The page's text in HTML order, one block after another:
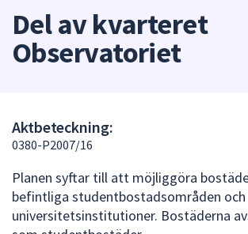
för
Del av kvarteret
Observatoriet
Aktbeteckning:
0380-P2007/16
Planen syftar till att möjliggöra
befintliga studentbostadsområden och
universitetsinstitutioner. Bostäderna